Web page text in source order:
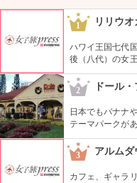
1 リリウ
ハワイ王国七代
後（八代）の女
も有名で、『ア
いメロディーが
2 ドール
日本でもバナナ
テーマパークが
た迷路やパイナ
めるアトラクシ
3 アルムダ
カフェ、ギャラ